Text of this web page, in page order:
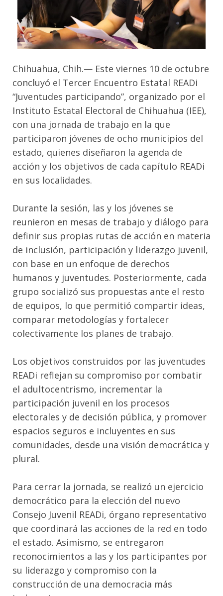
Chihuahua, Chih.— Este viernes 10 de octubre
concluyó el Tercer Encuentro Estatal READi
“Juventudes participando”, organizado por el
Instituto Estatal Electoral de Chihuahua (IEE),
con una jornada de trabajo en la que
participaron jóvenes de ocho municipios del
estado, quienes diseñaron la agenda de
acción y los objetivos de cada capítulo READi
en sus localidades.
Durante la sesión, las y los jóvenes se
reunieron en mesas de trabajo y diálogo para
definir sus propias rutas de acción en materia
de inclusión, participación y liderazgo juvenil,
con base en un enfoque de derechos
humanos y juventudes. Posteriormente, cada
grupo socializó sus propuestas ante el resto
de equipos, lo que permitió compartir ideas,
comparar metodologías y fortalecer
colectivamente los planes de trabajo.
Los objetivos construidos por las juventudes
READi reflejan su compromiso por combatir
el adultocentrismo, incrementar la
participación juvenil en los procesos
electorales y de decisión pública, y promover
espacios seguros e incluyentes en sus
comunidades, desde una visión democrática y
plural.
Para cerrar la jornada, se realizó un ejercicio
democrático para la elección del nuevo
Consejo Juvenil READi, órgano representativo
que coordinará las acciones de la red en todo
el estado. Asimismo, se entregaron
reconocimientos a las y los participantes por
su liderazgo y compromiso con la
construcción de una democracia más